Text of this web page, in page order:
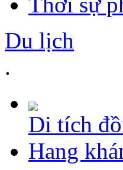
Du lịch
.
Di tích
Hang